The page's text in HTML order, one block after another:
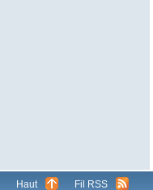
Haut Fil RSS